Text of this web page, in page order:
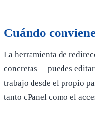
Cuándo
La herramienta de
concretas— puedes
trabajo desde el propio
tanto cPanel como el